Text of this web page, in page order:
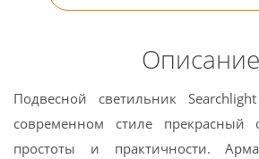
Описание
Подвесной светильник
современном стиле прекрасный
простоты и практичности.